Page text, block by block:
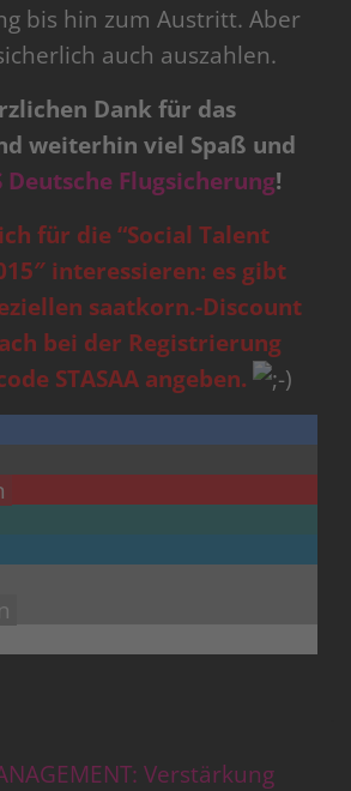
bis hin zum Austritt. Aber
auch auszahlen.
Dank für das
weiterhin viel Spaß und
Deutsche Flugsicherung!
für die “Social Talent
interessieren: es gibt
saatkorn.-Discount
bei der Registrierung
STASAA angeben.
Verstärkung